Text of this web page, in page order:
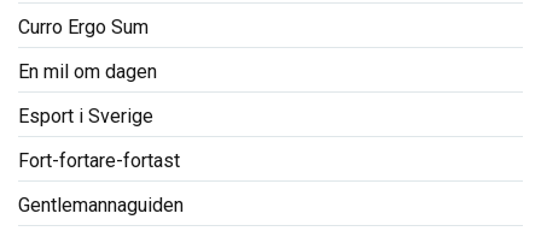
Curro Ergo Sum
En mil om dagen
Esport i Sverige
Fort-fortare-fortast
Gentlemannaguiden